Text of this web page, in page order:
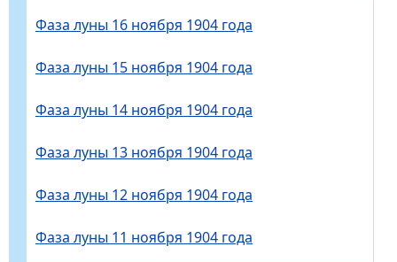
Фаза луны 16 ноября 1904 года
Фаза луны 15 ноября 1904 года
Фаза луны 14 ноября 1904 года
Фаза луны 13 ноября 1904 года
Фаза луны 12 ноября 1904 года
Фаза луны 11 ноября 1904 года